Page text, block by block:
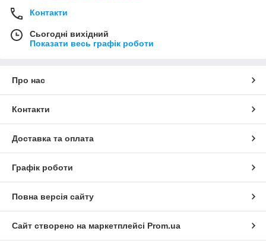
Контакти
Сьогодні вихідний
Показати весь графік роботи
Про нас
Контакти
Доставка та оплата
Графік роботи
Повна версія сайту
Сайт створено на маркетплейсі Prom.ua